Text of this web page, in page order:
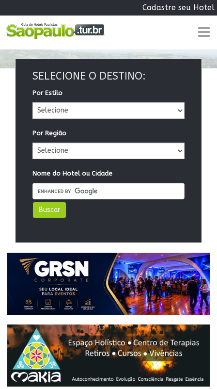
Cadastre seu Hotel
SELECIONE O DESTINO:
Por Estilo
Por Região
Nome do Hotel ou Cidade